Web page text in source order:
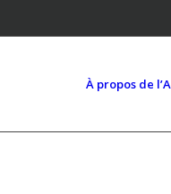
À propos de